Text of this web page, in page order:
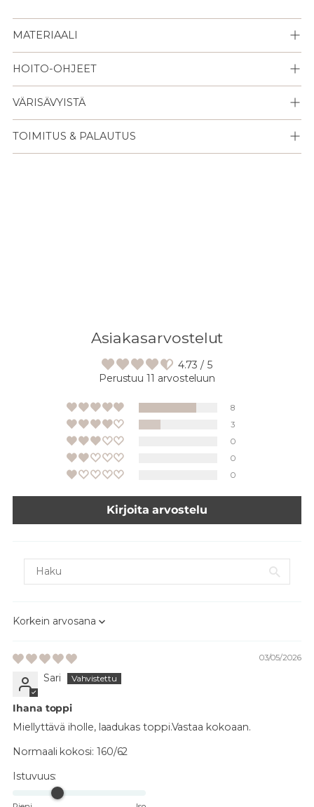
MATERIAALI
HOITO-OHJEET
VÄRISÄVYISTÄ
TOIMITUS & PALAUTUS
Asiakasarvostelut
4.73 / 5
Perustuu 11 arvosteluun
8
3
0
0
0
Kirjoita arvostelu
Sort by
03/05/2026
Sari
Ihana toppi
Miellyttävä iholle, laadukas toppi.Vastaa kokoaan.
Normaali kokosi: 160/62
Istuvuus: